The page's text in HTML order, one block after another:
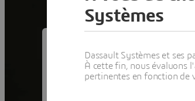
Systèmes
Dassault Systèmes et ses
À cette fin, nous évaluons
pertinentes en fonction de